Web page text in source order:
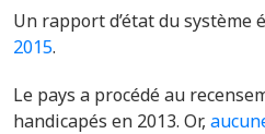
Un rapport d’état du système
2015.
Le pays a procédé au
handicapés en 2013. Or,